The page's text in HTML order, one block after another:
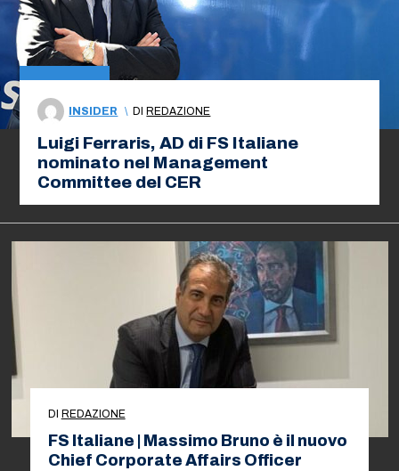
INSIDER \ DI REDAZIONE
Luigi Ferraris, AD di FS Italiane
nominato nel Management
Committee del CER
DI REDAZIONE
FS Italiane | Massimo Bruno è il nuovo
Chief Corporate Affairs Officer